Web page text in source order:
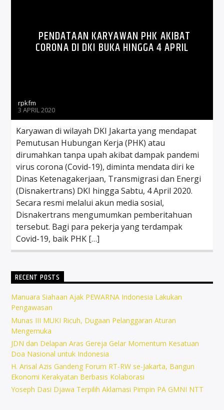
PENDATAAN KARYAWAN PHK AKIBAT
CORONA DI DKI BUKA HINGGA 4 APRIL
rpkfm
3 APRIL 2020
Karyawan di wilayah DKI Jakarta yang mendapat
Pemutusan Hubungan Kerja (PHK) atau
dirumahkan tanpa upah akibat dampak pandemi
virus corona (Covid-19), diminta mendata diri ke
Dinas Ketenagakerjaan, Transmigrasi dan Energi
(Disnakertrans) DKI hingga Sabtu, 4 April 2020.
Secara resmi melalui akun media sosial,
Disnakertrans mengumumkan pemberitahuan
tersebut. Bagi para pekerja yang terdampak
Covid-19, baik PHK […]
RECENT POSTS
Manuara Siahaan Ajak PEWARNA Indonesia Lakukan
Pengawasan
Munas III MUKI Ricuh, Dugaan Pelanggaran Aturan
Mengemuka
JDN dan Delapan Aras Gereja Gelar Momentum Kesatuan
Doa Nasional untuk Indonesia
H. Arisal Azis Gandeng Forum RT-RW se-Jakarta, Bangun
Ekonomi Kerakyatan Berbasis Kolaborasi
Yoseph Dasi Djawa Terpilih Aklamasi Pimpin PA GMNI NTT